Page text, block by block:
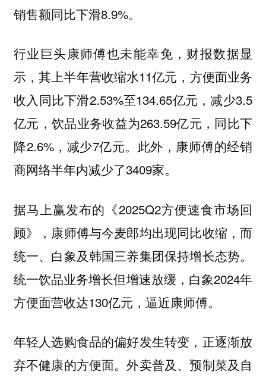
销售额同比下滑8.9%。
行业巨头康师傅也未能幸免，财报数据显
示，其上半年营收缩水11亿元，方便面业务
收入同比下滑2.53%至134.65亿元，减少3.5
亿元，饮品业务收益为263.59亿元，同比下
降2.6%，减少7亿元。此外，康师傅的经销
商网络半年内减少了3409家。
据马上赢发布的《2025Q2方便速食市场回
顾》，康师傅与今麦郎均出现同比收缩，而
统一、白象及韩国三养集团保持增长态势。
统一饮品业务增长但增速放缓，白象2024年
方便面营收达130亿元，逼近康师傅。
年轻人选购食品的偏好发生转变，正逐渐放
弃不健康的方便面。外卖普及、预制菜及自